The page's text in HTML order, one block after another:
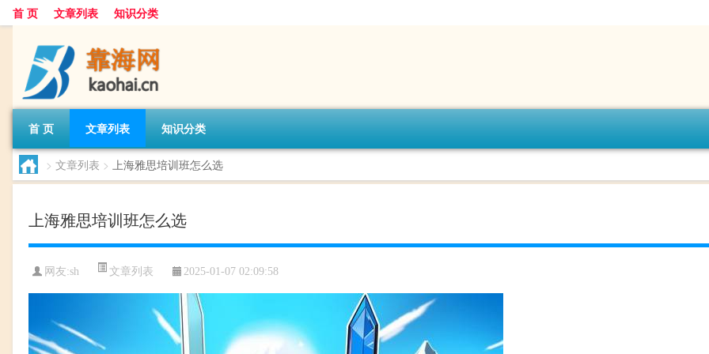
首 页 文章列表 知识分类
首 页 文章列表 知识分类
> 文章列表 > 上海雅思培训班怎么选
上海雅思培训班怎么选
网友:sh 文章列表 2025-01-07 02:09:58